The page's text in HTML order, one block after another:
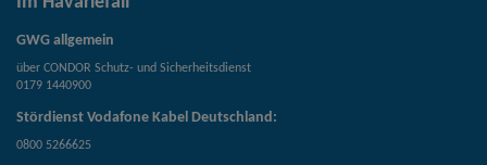
GWG allgemein
über CONDOR Schutz- und Sicherheitsdienst
0179 1440900
Stördienst Vodafone Kabel Deutschland:
0800 5266625